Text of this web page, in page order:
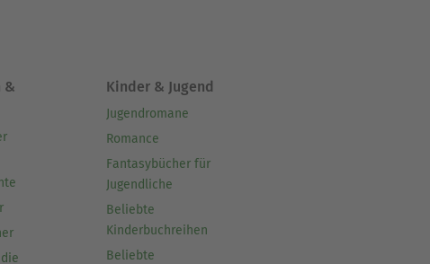
&
Kinder & Jugend
Jugendromane
Romance
Fantasybücher für
Jugendliche
Beliebte
Kinderbuchreihen
Beliebte